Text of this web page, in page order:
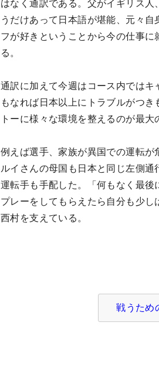
はなく通訳である。父がイギリス
うだけあって日本語が堪能、元々
フが好きということから今の仕事
る。
通訳に加えて今週はコース内では
もなれば日本以上にトラブルがつ
トーに様々な環境を整えるのが最大
例えば選手、家族が異国での運転が
ルイさんの母国も日本と同じ左側
運転手も手配した。「何もなく最
プレーをしてもらえたら自分も少
西村を支えている。
戦うため